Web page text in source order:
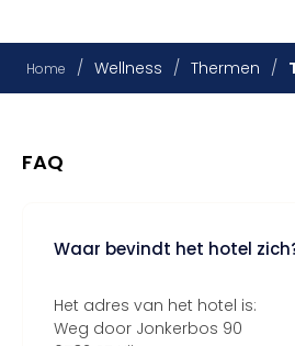
Home / Wellness / Thermen /
FAQ
Waar bevindt het hotel
Het adres van het hotel is:
Weg door Jonkerbos 90